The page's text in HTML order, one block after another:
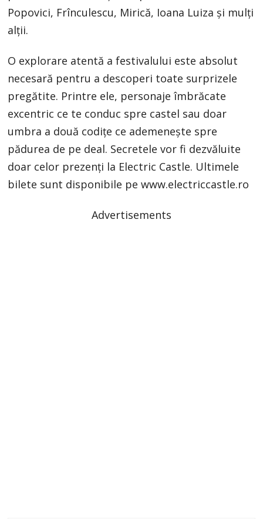
Popovici, Frînculescu, Mirică, Ioana Luiza și mulți
alții.
O explorare atentă a festivalului este absolut
necesară pentru a descoperi toate surprizele
pregătite. Printre ele, personaje îmbrăcate
excentric ce te conduc spre castel sau doar
umbra a două codițe ce ademenește spre
pădurea de pe deal. Secretele vor fi dezvăluite
doar celor prezenți la Electric Castle. Ultimele
bilete sunt disponibile pe www.electriccastle.ro
Advertisements